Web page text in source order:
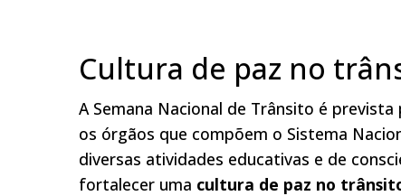
Cultura de paz no
A Semana Nacional de Trânsito é prevista
os órgãos que compõem o Sistema
diversas atividades educativas e de
fortalecer uma cultura de paz no